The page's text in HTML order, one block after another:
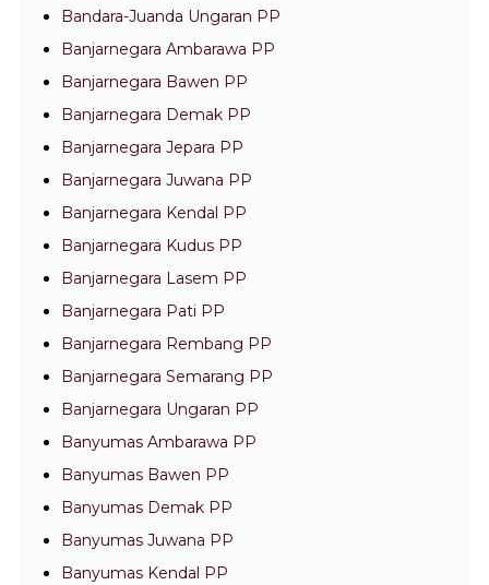
Bandara-Juanda Ungaran PP
Banjarnegara Ambarawa PP
Banjarnegara Bawen PP
Banjarnegara Demak PP
Banjarnegara Jepara PP
Banjarnegara Juwana PP
Banjarnegara Kendal PP
Banjarnegara Kudus PP
Banjarnegara Lasem PP
Banjarnegara Pati PP
Banjarnegara Rembang PP
Banjarnegara Semarang PP
Banjarnegara Ungaran PP
Banyumas Ambarawa PP
Banyumas Bawen PP
Banyumas Demak PP
Banyumas Juwana PP
Banyumas Kendal PP